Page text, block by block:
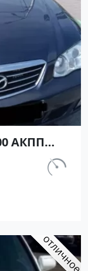
АКПП
по цене
№27433
км.